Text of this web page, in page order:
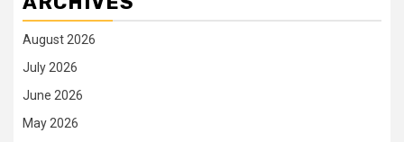
August 2026
July 2026
June 2026
May 2026